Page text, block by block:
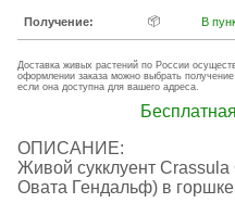
Получение: 📦 В
Доставка живых растений по России
оформлении заказа можно выбрать
если она доступна для вашего адреса.
ОПИСАНИЕ:
Живой сукклуент
Овата Гендальф) в горшке